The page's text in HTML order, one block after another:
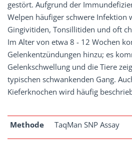
gestört. Aufgrund der
Welpen häufiger schwere Infektion
Gingivitiden, Tonsillitiden und oft
Im Alter von etwa 8 - 12 Wochen
Gelenkentzündungen hinzu; es
Gelenkschwellung und die Tiere
typischen schwankenden Gang.
Kieferknochen wird häufig
Methode TaqMan SNP Assay